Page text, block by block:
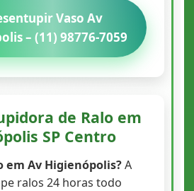
Vaso Av
– (11) 98776-7059
de Ralo em
SP Centro
em Av Higienópolis?A
ralos 24 horas todo